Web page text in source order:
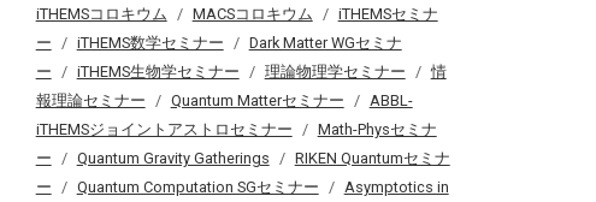
iTHEMSコロキウム MACSコロキウム
iTHEMSセミナ
ー
iTHEMS数学セミナー
Dark Matter WGセミナ
ー
iTHEMS生物学セミナー 理論物理学セミナー
情
報理論セミナー
Quantum Matterセミナー
ABBL-
iTHEMSジョイントアストロセミナー
Math-Physセミナ
ー
Quantum Gravity Gatherings
RIKEN Quantumセミナ
ー
Quantum Computation SGセミナー
Asymptotics in